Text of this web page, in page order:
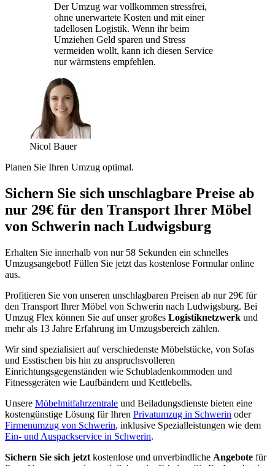
Der Umzug war vollkommen stressfrei,
ohne unerwartete Kosten und mit einer
tadellosen Logistik. Wenn ihr beim
Umziehen Geld sparen und Stress
vermeiden wollt, kann ich diesen Service
nur wärmstens empfehlen.
Nicol Bauer
Planen Sie Ihren Umzug optimal.
Sichern Sie sich unschlagbare Preise ab
nur 29€ für den Transport Ihrer Möbel
von Schwerin nach Ludwigsburg
Erhalten Sie innerhalb von nur 58 Sekunden ein schnelles
Umzugsangebot! Füllen Sie jetzt das kostenlose Formular online
aus.
Profitieren Sie von unseren unschlagbaren Preisen ab nur 29€ für
den Transport Ihrer Möbel von Schwerin nach Ludwigsburg. Bei
Umzug Flex können Sie auf unser großes Logistiknetzwerk und
mehr als 13 Jahre Erfahrung im Umzugsbereich zählen.
Wir sind spezialisiert auf verschiedenste Möbelstücke, von Sofas
und Esstischen bis hin zu anspruchsvolleren
Einrichtungsgegenständen wie Schubladenkommoden und
Fitnessgeräten wie Laufbändern und Kettlebells.
Unsere Möbelmitfahrzentrale und Beiladungsdienste bieten eine
kostengünstige Lösung für Ihren Privatumzug in Schwerin oder
Firmenumzug von Schwerin, inklusive Spezialleistungen wie dem
Ein- und Auspackservice in Schwerin.
Sichern Sie sich jetzt kostenlose und unverbindliche Angebote für